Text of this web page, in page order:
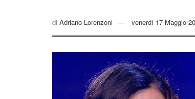
di Adriano Lorenzoni venerdì 17 Maggio